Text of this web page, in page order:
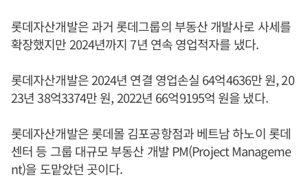
롯데자산개발은 과거 롯데그룹의 부동산 개발사로 사세를
확장했지만 2024년까지 7년 연속 영업적자를 냈다.
롯데자산개발은 2024년 연결 영업손실 64억4636만 원, 20
23년 38억3374만 원, 2022년 66억9195억 원을 냈다.
롯데자산개발은 롯데몰 김포공항점과 베트남 하노이 롯데
센터 등 그룹 대규모 부동산 개발 PM(Project Manageme
nt)을 도맡았던 곳이다.